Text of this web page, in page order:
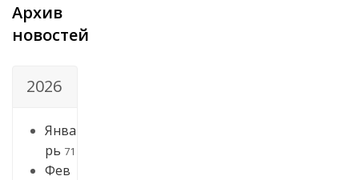
Архив
новостей
2026
Янва
рь 71
Фев